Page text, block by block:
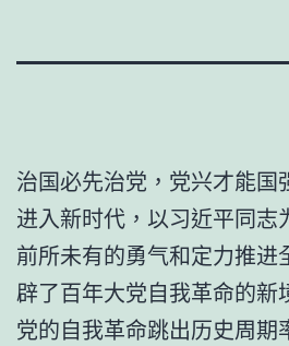
治国必先治党，党兴才能国
进入新时代，以习近平同志
前所未有的勇气和定力推进
辟了百年大党自我革命的新
党的自我革命跳出历史周期